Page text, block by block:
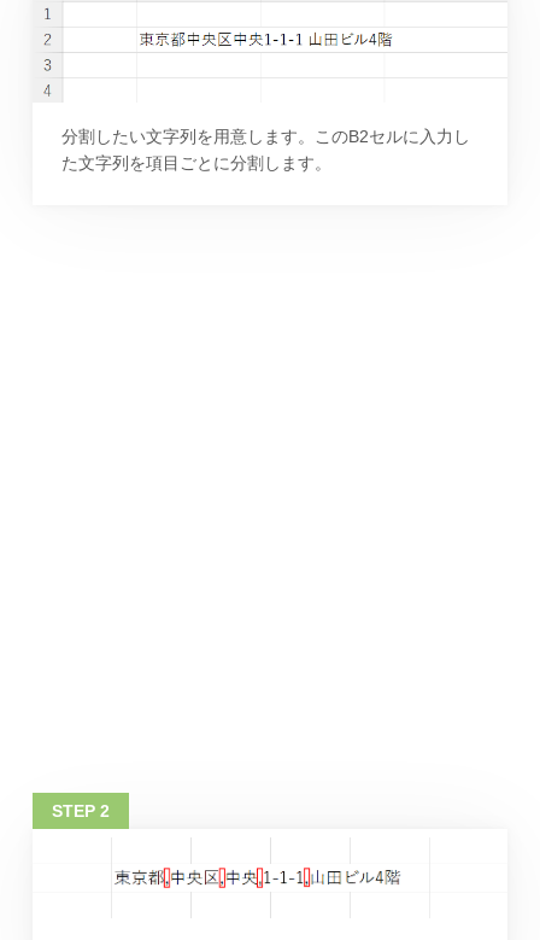
分割したい文字列を用意します。このB2セルに入力し
た文字列を項目ごとに分割します。